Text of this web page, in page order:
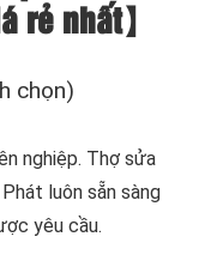
rẻ nhất】
chọn)
nghiệp. Thợ sửa
luôn sẵn sàng
yêu cầu.